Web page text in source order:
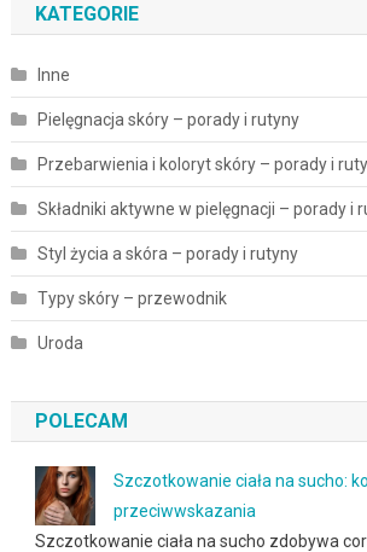
KATEGORIE
Inne
Pielęgnacja skóry – porady i rutyny
Przebarwienia i koloryt skóry – porady i
Składniki aktywne w pielęgnacji – porady i
Styl życia a skóra – porady i rutyny
Typy skóry – przewodnik
Uroda
POLECAM
Szczotkowanie ciała na sucho:
przeciwwskazania
Szczotkowanie ciała na sucho zdobywa